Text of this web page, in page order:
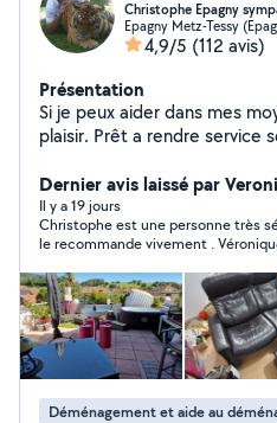
Christophe Epagny
Epagny Metz-Tessy
4,9/5 (112 avis)
Présentation
Si je peux aider dans mes
plaisir. Prêt a rendre service
Dernier avis laissé par
Il y a 19 jours
Christophe est une personne très
le recommande vivement .
Déménagement et aide au